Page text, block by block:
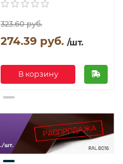
323.60 руб.
274.39 руб. /шт.
В корзину